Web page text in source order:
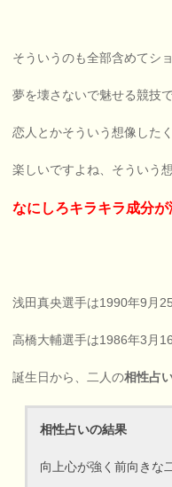
そういうのも全部含めてシ
夢を壊さないで魅せる競技
恋人とかそういう想像した
楽しいですよね、そういう
なにしろキラキラ成分
浅田真央選手は1990年9月
高橋大輔選手は1986年3月
誕生日から、二人の相性占
相性占いの結果
向上心が強く前向きな